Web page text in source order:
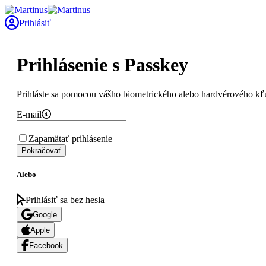
Prihlásiť
Prihlásenie s Passkey
Prihláste sa pomocou vášho biometrického alebo hardvérového
E-mail
Zapamätať prihlásenie
Pokračovať
Alebo
Prihlásiť sa bez hesla
Google
Apple
Facebook